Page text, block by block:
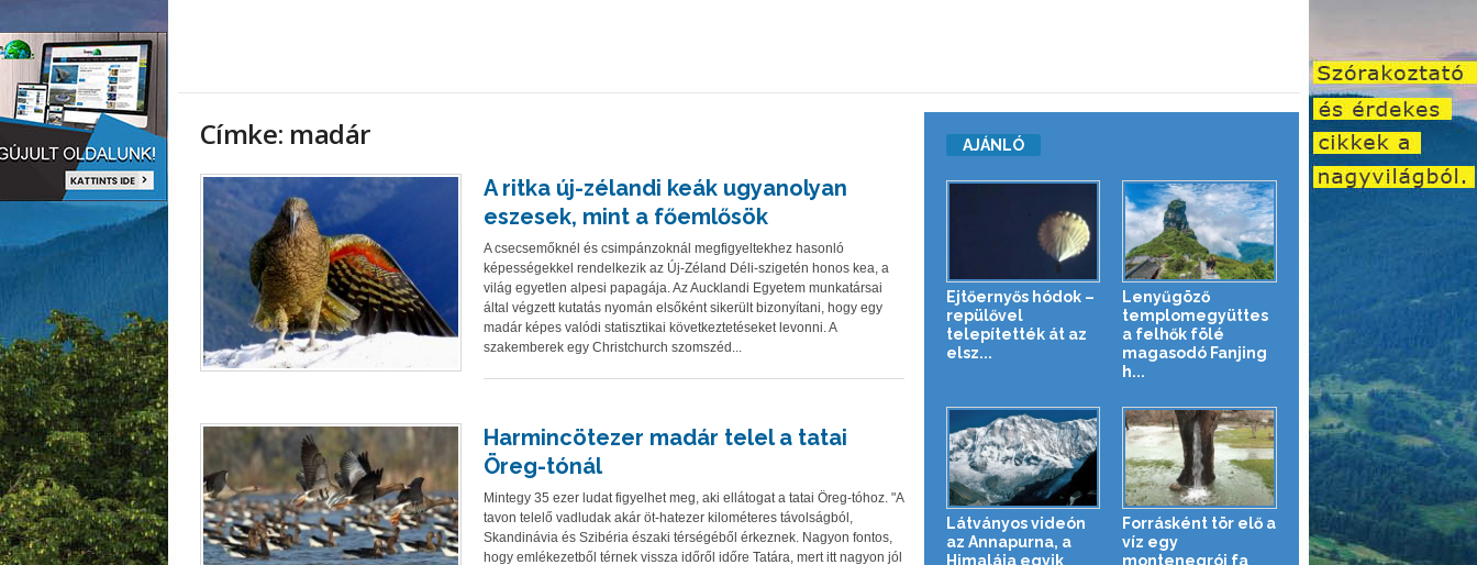
Címke: madár
A ritka új-zélandi keák ugyanolyan
eszesek, mint a főemlősök
A csecsemőknél és csimpánzoknál megfigyeltekhez hasonló
képességekkel rendelkezik az Új-Zéland Déli-szigetén honos kea, a
világ egyetlen alpesi papagája. Az Aucklandi Egyetem munkatársai
által végzett kutatás nyomán elsőként sikerült bizonyítani, hogy egy
madár képes valódi statisztikai következtetéseket levonni. A
szakemberek egy Christchurch szomszéd...
Harmincötezer madár telel a tatai
Öreg-tónál
Mintegy 35 ezer ludat figyelhet meg, aki ellátogat a tatai Öreg-tóhoz. "A
tavon telelő vadludak akár öt-hatezer kilométeres távolságból,
Skandinávia és Szibéria északi térségéből érkeznek. Nagyon fontos,
hogy emlékezetből térnek vissza időről időre Tatára, mert itt nagyon jól
AJÁNLÓ
Ejtőernyős hódok –
repülővel
telepítették át az
elsz...
Lenyűgöző
templomegyüttes
a felhők fölé
magasodó Fanjing
h...
Látványos videón
az Annapurna, a
Himalája egyik
Forrásként tör elő a
víz egy
montenegrói fa